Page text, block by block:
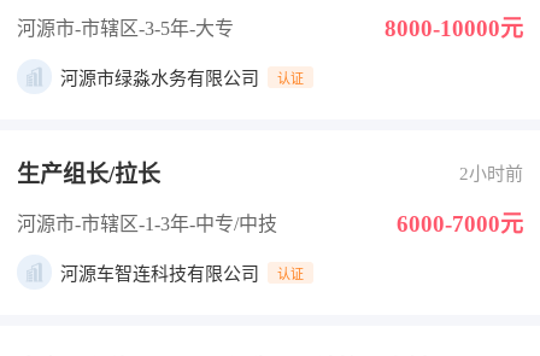
河源市-市辖区-3-5年-大专 8000-10000元
河源市绿淼水务有限公司 认证
生产组长/拉长 2小时前
河源市-市辖区-1-3年-中专/中技 6000-7000元
河源车智连科技有限公司 认证